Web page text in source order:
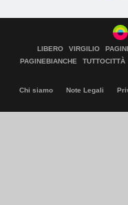
LIBERO VIRGILIO
PAGINEBIANCHE
TUTTOCITTÀ
Chi siamo Note Legali